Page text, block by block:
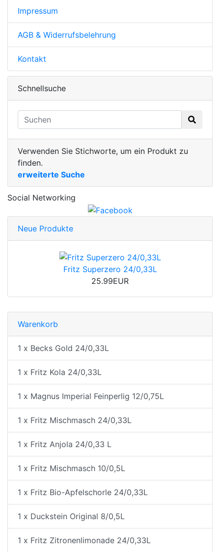
Impressum
AGB & Widerrufsbelehrung
Kontakt
Schnellsuche
Verwenden Sie Stichworte, um ein Produkt zu
finden.
erweiterte Suche
Social Networking
Neue Produkte
Fritz Superzero 24/0,33L
25.99EUR
Warenkorb
1 x Becks Gold 24/0,33L
1 x Fritz Kola 24/0,33L
1 x Magnus Imperial Feinperlig 12/0,75L
1 x Fritz Mischmasch 24/0,33L
1 x Fritz Anjola 24/0,33 L
1 x Fritz Mischmasch 10/0,5L
1 x Fritz Bio-Apfelschorle 24/0,33L
1 x Duckstein Original 8/0,5L
1 x Fritz Zitronenlimonade 24/0,33L